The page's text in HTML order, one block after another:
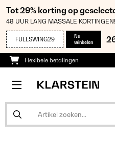
Tot 29% korting op
48 UUR LANG MASSALE KORTINGEN!
FULLSWING29
Nu
winkelen
Flexibele betalingen